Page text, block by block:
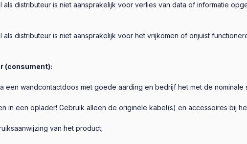
als distributeur is niet aansprakelijk voor verlies van data of informatie
als distributeur is niet aansprakelijk voor het vrijkomen of onjuist
(consument):
een wandcontactdoos met goede aarding en bedrijf het met de
in een oplader! Gebruik alleen de originele kabel(s) en accessoires bij
van het product;